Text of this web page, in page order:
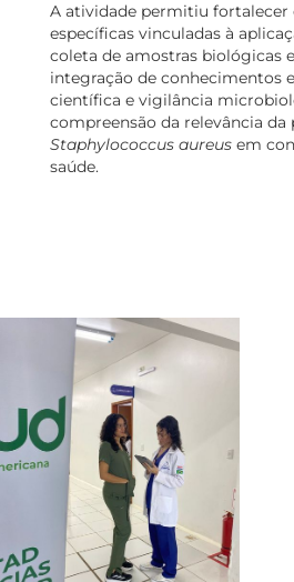
A atividade permitiu fortalecer
específicas vinculadas à
coleta de amostras biológicas
integração de conhecimentos
científica e vigilância
compreensão da relevância da
Staphylococcus aureusem
saúde.